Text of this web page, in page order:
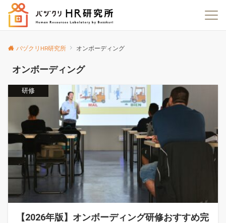
バヅクリHR研究所 オンボーディング
オンボーディング
研修
【2026年版】オンボーディング研修おすすめ完